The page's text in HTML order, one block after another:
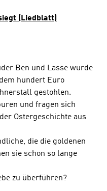
(Liedblatt)
Ben und Lasse wurde
hundert Euro
gestohlen.
und fragen sich
Ostergeschichte aus
die die goldenen
sie schon so lange
zu überführen?